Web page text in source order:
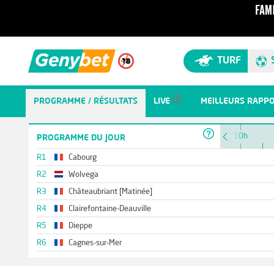
TURF
PROGRAMME / RÉSULTATS LIVE MEILLEURS
PROGRAMME DU JOUR
R1 Cabourg
R2 Wolvega
R3 Châteaubriant [Matinée]
R4 Clairefontaine-Deauville
R5 Dieppe
R6 Cagnes-sur-Mer
10h